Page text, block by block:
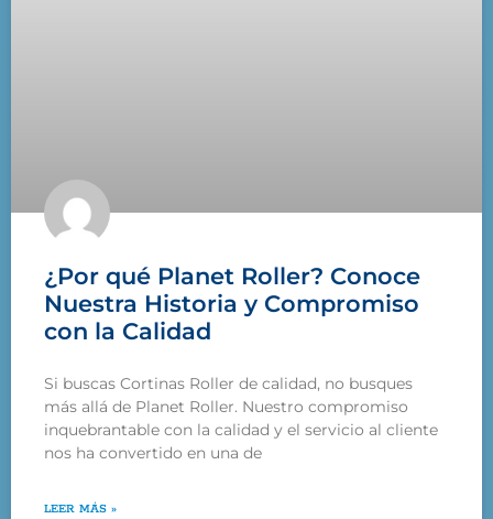
¿Por qué Planet Roller? Conoce
Nuestra Historia y Compromiso
con la Calidad
Si buscas Cortinas Roller de calidad, no busques
más allá de Planet Roller. Nuestro compromiso
inquebrantable con la calidad y el servicio al cliente
nos ha convertido en una de
LEER MÁS »